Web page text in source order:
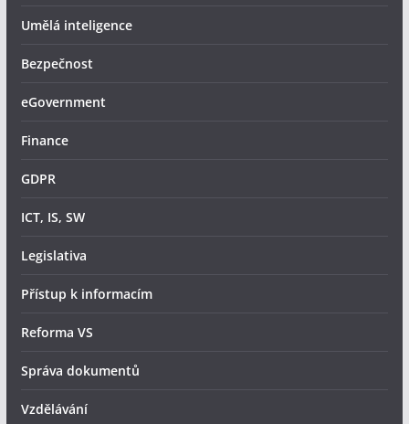
Umělá inteligence
Bezpečnost
eGovernment
Finance
GDPR
ICT, IS, SW
Legislativa
Přístup k informacím
Reforma VS
Správa dokumentů
Vzdělávání